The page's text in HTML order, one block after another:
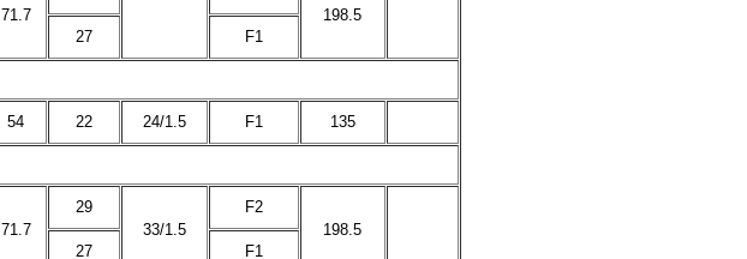
71.7
198.5
27 F1
54 22 24/1.5 F1 135
71.7
29
33/1.5
F2
198.5
27 F1